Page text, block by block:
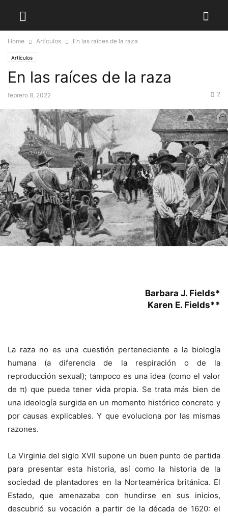
Home Artículos En las raíces de la raza
Artículos
En las raíces de la raza
febrero 8, 2022 2
Barbara J. Fields*
Karen E. Fields**
La raza no es una cuestión perteneciente a la biología
humana (a diferencia de la respiración o de la
reproducción sexual); tampoco es una idea (como el valor
de π) que pueda tener vida propia. Se trata más bien de
una ideología surgida en un momento histórico concreto y
por causas explicables. Y que evoluciona por las mismas
razones.
La Virginia del siglo XVII supone un buen punto de partida
para presentar esta historia, así como la historia de la
sociedad de plantadores en la Norteamérica británica. El
Estado, que amenazaba con hundirse en sus inicios,
descubrió su vocación a partir de la década de 1620: el